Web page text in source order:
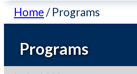
Home/Programs
Programs